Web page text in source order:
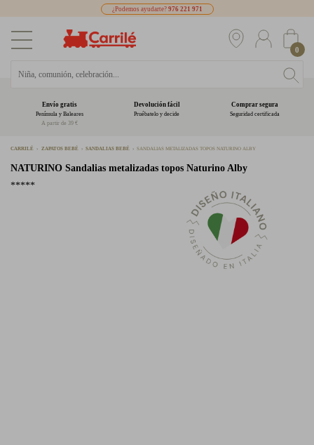
¿Podemos ayudarte? 976 221 971
0
Envío gratis
Península y Baleares
A partir de 39 €
Devolución fácil
Pruébatelo y decide
Comprar segura
Seguridad certificada
CARRILÉ ZAPATOS BEBÉ SANDALIAS BEBÉ SANDALIAS METALIZADAS TOPOS NATURINO ALBY
NATURINO Sandalias metalizadas topos Naturino Alby
*****